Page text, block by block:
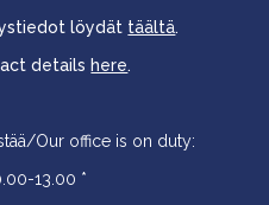
löydät täältä.
detailshere.
Our office is on duty:
13.00 *